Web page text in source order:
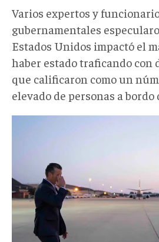
Varios expertos y
gubernamentales
Estados Unidos impactó el
haber estado traficando con
que calificaron como un
elevado de personas a bordo
El
Defensa
Pete
Hegseth
abandona